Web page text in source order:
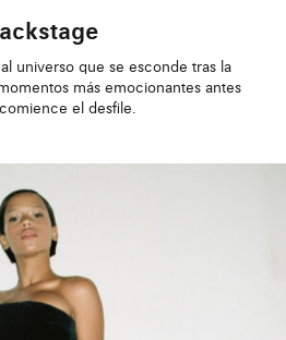
universo que se esconde tras la
más emocionantes antes
el desfile.